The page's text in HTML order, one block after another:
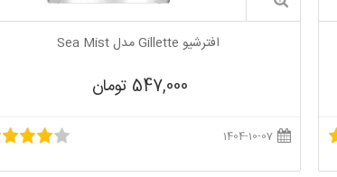
افترشیو Gillette مدل Sea Mist
547,000 تومان